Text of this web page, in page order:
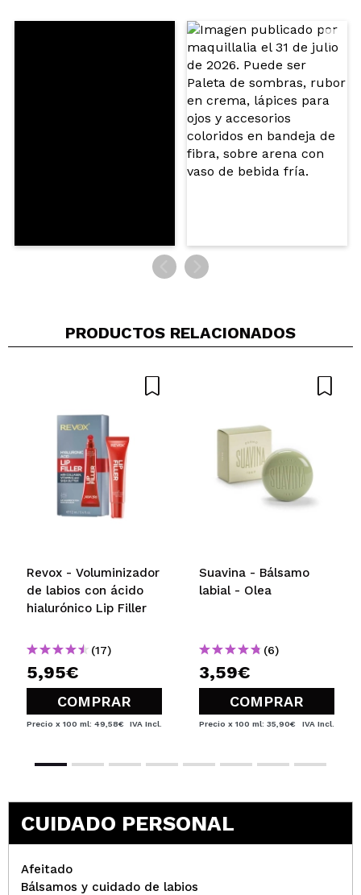
Compartir un vídeo o una foto
Tu vídeo podría ser el primero. Imagínatelo...
¿Recomendarías su compra? Si No
5/5
PRODUCTOS RELACIONADOS
Revox - Voluminizador
de labios con ácido
hialurónico Lip Filler
(17)
5,95€
COMPRAR
Precio x 100 ml: 49,58€ IVA Incl.
Suavina - Bálsamo
labial - Olea
(6)
3,59€
COMPRAR
Precio x 100 ml: 35,90€ IVA Incl.
CUIDADO PERSONAL
Afeitado
Bálsamos y cuidado de labios